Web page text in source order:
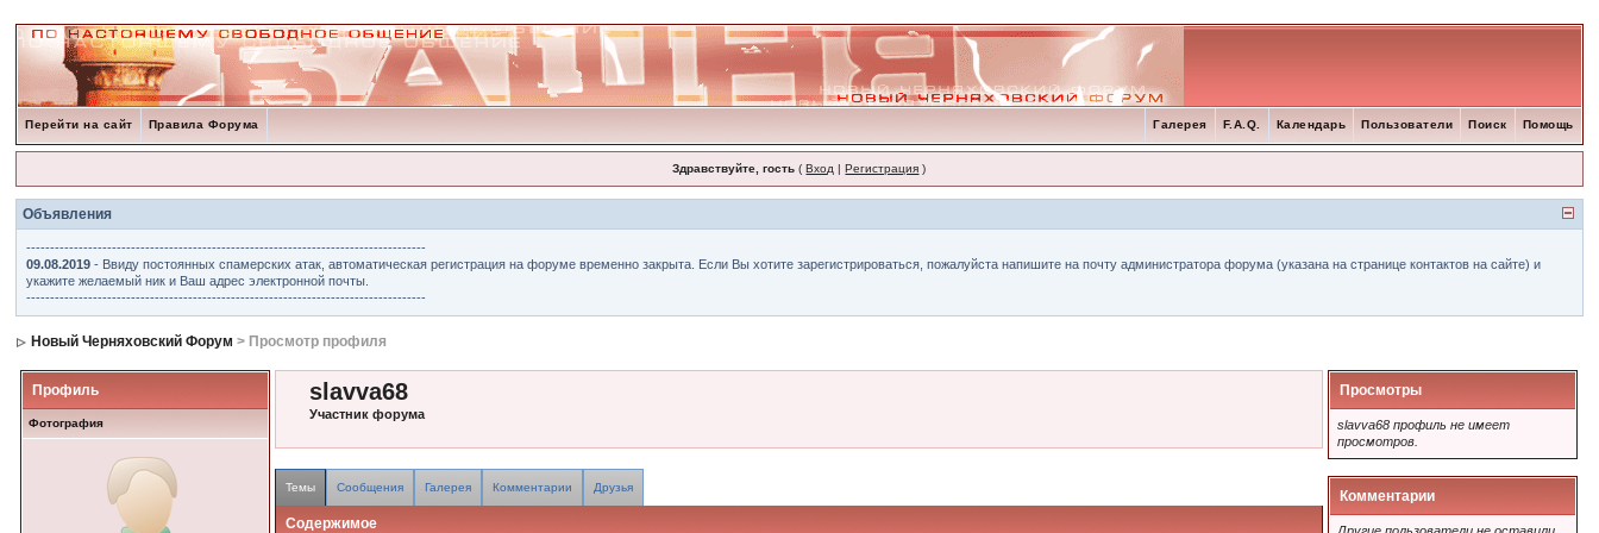
Перейти на сайт Правила Форума Помощь
Поиск
Пользователи
Календарь
F.A.Q.
Галерея
Здравствуйте, гость (Вход |Регистрация )
Объявления
------------------------------------------------------------------------------------
09.08.2019 - Ввиду постоянных спамерских атак, автоматическая регистрация на форуме временно закрыта. Если Вы хотите зарегистрироваться, пожалуйста напишите на почту администратора форума (указана на странице контактов на сайте) и
укажите желаемый ник и Ваш адрес электронной почты.
------------------------------------------------------------------------------------
Новый Черняховский Форум > Просмотр профиля
Профиль
Фотография
slavva68
Участник форума
Темы Сообщения Галерея Комментарии Друзья
Содержимое
Просмотры
slavva68 профиль не имеет
просмотров.
Комментарии